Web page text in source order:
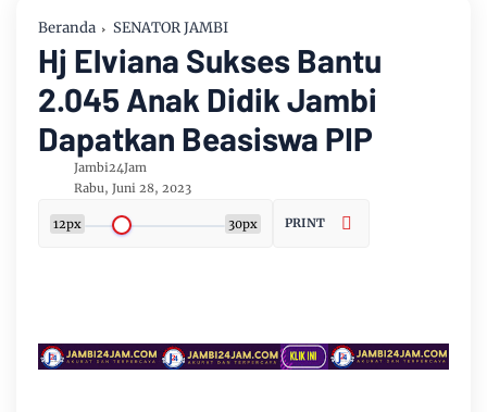
Beranda SENATOR JAMBI
Hj Elviana Sukses Bantu
2.045 Anak Didik Jambi
Dapatkan Beasiswa PIP
Jambi24Jam
Rabu, Juni 28, 2023
12px 30px PRINT